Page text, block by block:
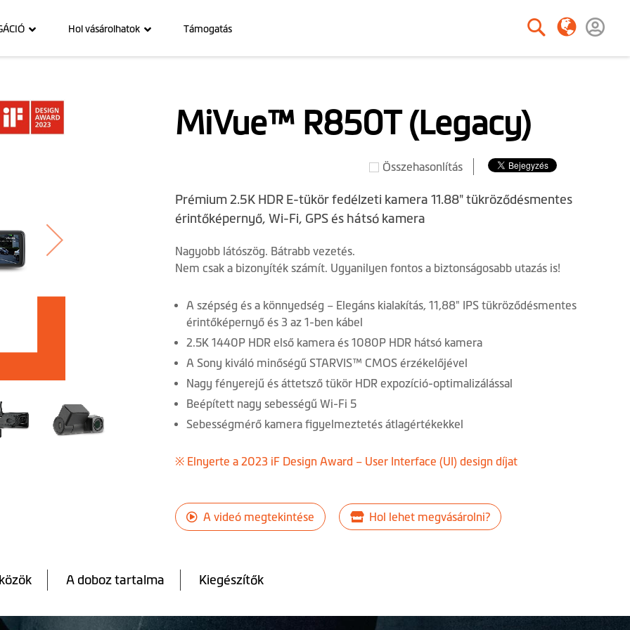
Hol vásárolhatok Támogatás
MiVue™ R850T (Legacy)
Összehasonlítás
Prémium 2.5K HDR E-tükör fedélzeti kamera 11.88" tükröződésmentes
érintőképernyő, Wi-Fi, GPS és hátsó kamera
Nagyobb látószög. Bátrabb vezetés.
Nem csak a bizonyíték számít. Ugyanilyen fontos a biztonságosabb utazás is!
A szépség és a könnyedség – Elegáns kialakítás, 11,88" IPS tükröződésmentes
érintőképernyő és 3 az 1-ben kábel
2.5K 1440P HDR első kamera és 1080P HDR hátsó kamera
A Sony kiváló minőségű STARVIS™ CMOS érzékelőjével
Nagy fényerejű és áttetsző tükör HDR expozíció-optimalizálással
Beépített nagy sebességű Wi-Fi 5
Sebességmérő kamera figyelmeztetés átlagértékekkel
※ Elnyerte a 2023 iF Design Award – User Interface (UI) design díjat
A videó megtekintése Hol lehet megvásárolni?
A doboz tartalma Kiegészítők